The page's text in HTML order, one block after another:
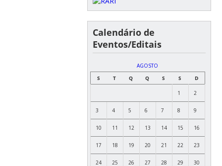
Calendário de
Eventos/Editais
AGOSTO
S
T Q Q S S D
1 2
3 4 5 6 7 8 9
10 11 12 13 14 15 16
17 18 19 20 21 22 23
24 25 26 27 28 29 30